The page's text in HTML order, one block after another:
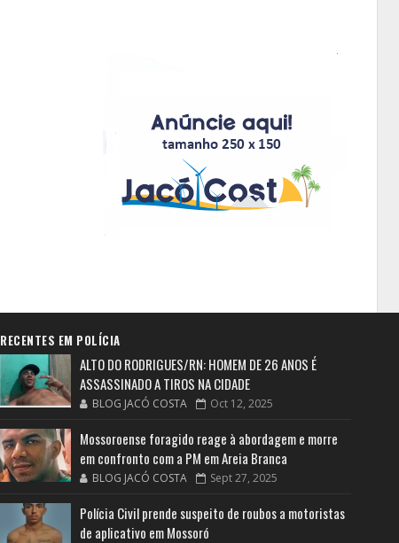
RECENTES EM POLÍCIA
ALTO DO RODRIGUES/RN: HOMEM DE 26 ANOS É
ASSASSINADO A TIROS NA CIDADE
BLOG JACÓ COSTA Oct 12, 2025
Mossoroense foragido reage à abordagem e morre
em confronto com a PM em Areia Branca
BLOG JACÓ COSTA Sept 27, 2025
Polícia Civil prende suspeito de roubos a motoristas
de aplicativo em Mossoró